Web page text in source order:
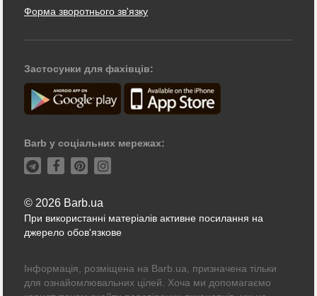
Форма зворотнього зв'язку
Застосунки для фахівців:
Barb у соціальних мережах:
© 2026 Barb.ua
При використанні матеріалів активне посилання на
джерело обов'язкове
Інформація, розміщена на Barb.ua, призначена тільки
для ознайомлювальних цілей. Хоча ми допомагаємо